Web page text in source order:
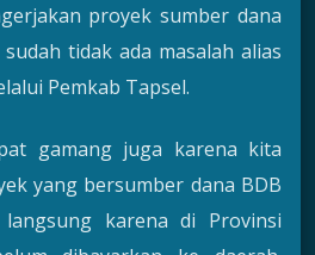
proyek sumber dana
tidak ada masalah alias
Pemkab Tapsel.
gamang juga karena kita
yang bersumber dana BDB
karena di Provinsi